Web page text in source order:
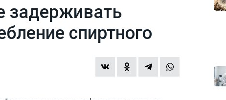
задерживать
спиртного